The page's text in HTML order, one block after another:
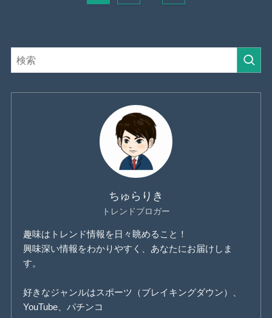
ちゅらりき
トレンドブロガー
趣味はトレンド情報を日々眺めること！
興味深い情報をわかりやすく、あなたにお届けしま
す。
好きなジャンルはスポーツ（ブレイキングダウン）、
YouTube、パチンコ